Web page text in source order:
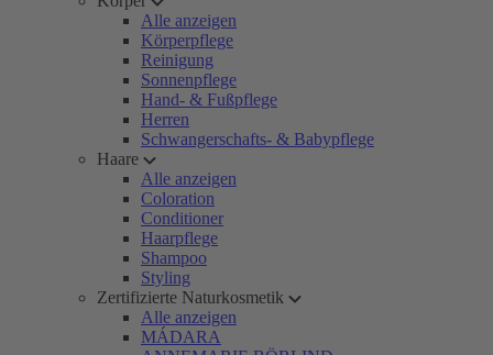
Alle anzeigen
Körperpflege
Reinigung
Sonnenpflege
Hand- & Fußpflege
Herren
Schwangerschafts- & Babypflege
Haare
Alle anzeigen
Coloration
Conditioner
Haarpflege
Shampoo
Styling
Zertifizierte Naturkosmetik
Alle anzeigen
MÁDARA